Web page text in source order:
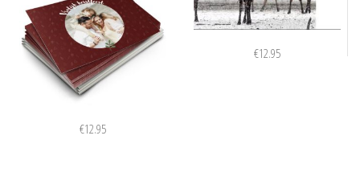
€12.95
€12.95